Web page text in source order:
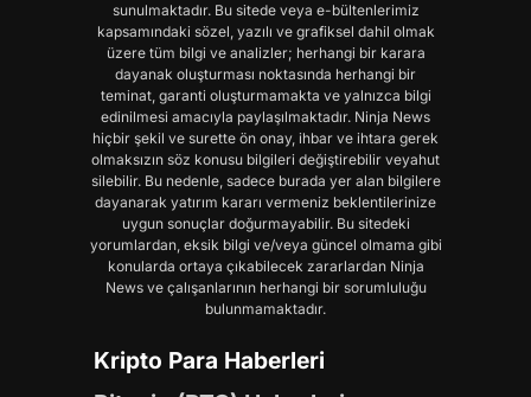
sunulmaktadır. Bu sitede veya e-bültenlerimiz
kapsamındaki sözel, yazılı ve grafiksel dahil olmak
üzere tüm bilgi ve analizler; herhangi bir karara
dayanak oluşturması noktasında herhangi bir
teminat, garanti oluşturmamakta ve yalnızca bilgi
edinilmesi amacıyla paylaşılmaktadır. Ninja News
hiçbir şekil ve surette ön onay, ihbar ve ihtara gerek
olmaksızın söz konusu bilgileri değiştirebilir veyahut
silebilir. Bu nedenle, sadece burada yer alan bilgilere
dayanarak yatırım kararı vermeniz beklentilerinize
uygun sonuçlar doğurmayabilir. Bu sitedeki
yorumlardan, eksik bilgi ve/veya güncel olmama gibi
konularda ortaya çıkabilecek zararlardan Ninja
News ve çalışanlarının herhangi bir sorumluluğu
bulunmamaktadır.
Kripto Para Haberleri